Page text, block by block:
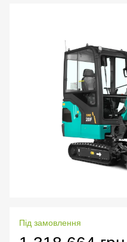
Під замовлення